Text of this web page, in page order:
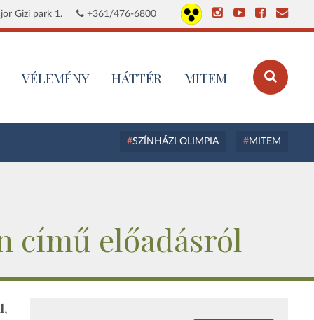
Gizi park 1. +361/476-6800
VÉLEMÉNY HÁTTÉR MITEM
SZÍNHÁZI OLIMPIA MITEM
című előadásról